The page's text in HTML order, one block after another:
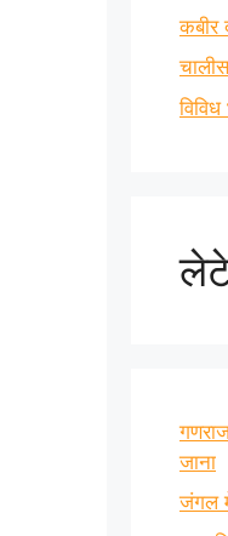
कबीर
जाना
जंगल